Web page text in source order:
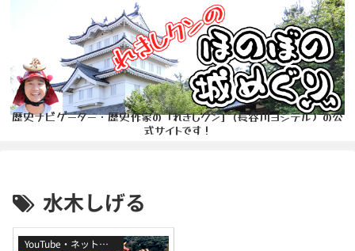
歴史ナビゲーター・歴史作家の「れきしクン」(長谷川ヨシテル）の公
式サイトです！
水木しげる
YouTube・ネット番組